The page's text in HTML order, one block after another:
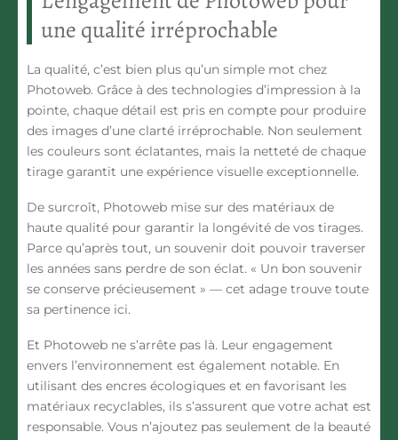
une qualité irréprochable
La qualité, c’est bien plus qu’un simple mot chez
Photoweb. Grâce à des technologies d’impression à la
pointe, chaque détail est pris en compte pour produire
des images d’une clarté irréprochable. Non seulement
les couleurs sont éclatantes, mais la netteté de chaque
tirage garantit une expérience visuelle exceptionnelle.
De surcroît, Photoweb mise sur des matériaux de
haute qualité pour garantir la longévité de vos tirages.
Parce qu’après tout, un souvenir doit pouvoir traverser
les années sans perdre de son éclat. « Un bon souvenir
se conserve précieusement » — cet adage trouve toute
sa pertinence ici.
Et Photoweb ne s’arrête pas là. Leur engagement
envers l’environnement est également notable. En
utilisant des encres écologiques et en favorisant les
matériaux recyclables, ils s’assurent que votre achat est
responsable. Vous n’ajoutez pas seulement de la beauté